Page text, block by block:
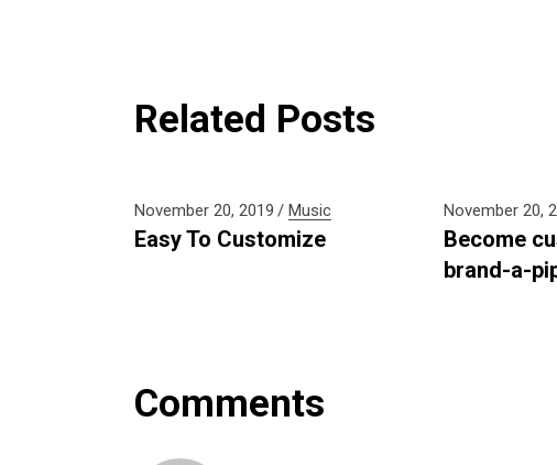
Related Posts
November 20, 2019 Music
Easy To Customize
November 20,
Become
brand-a-
Comments